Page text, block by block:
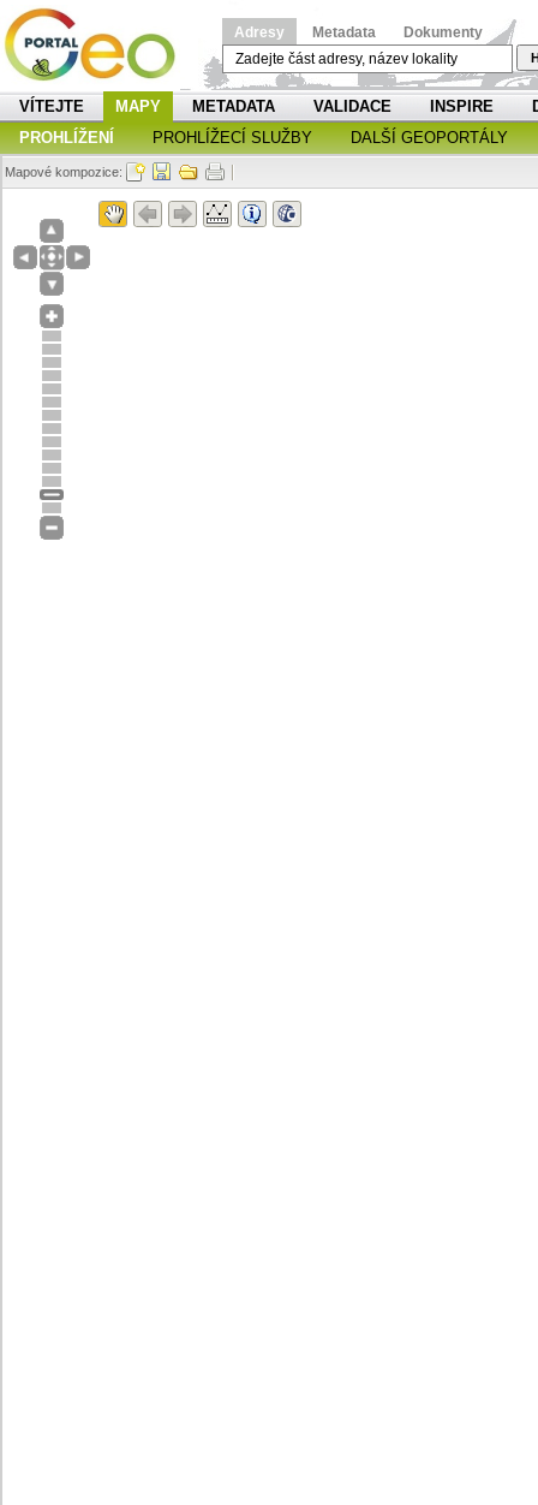
Adresy Metadata Dokumenty
VÍTEJTE MAPY METADATA VALIDACE INSPIRE
PROHLÍŽENÍ
PROHLÍŽECÍ SLUŽBY DALŠÍ GEOPORTÁLY
Mapové kompozice: